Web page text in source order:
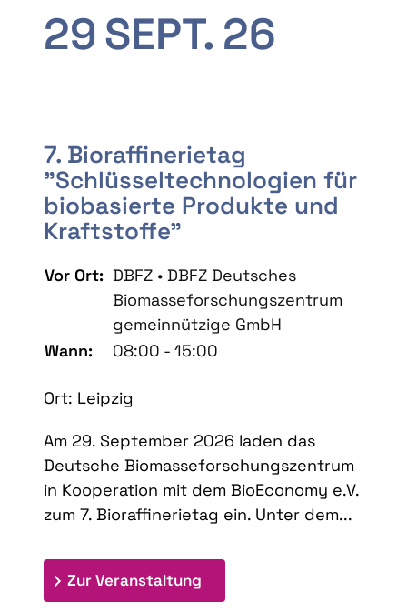
29SEPT. 26
7. Bioraffinerietag
"Schlüsseltechnologien für
biobasierte Produkte und
Kraftstoffe"
Vor Ort: DBFZ • DBFZ Deutsches
Biomasseforschungszentrum
gemeinnützige GmbH
Wann:
08:00 - 15:00
Ort: Leipzig
Am 29. September 2026 laden das
Deutsche Biomasseforschungszentrum
in Kooperation mit dem BioEconomy e.V.
zum 7. Bioraffinerietag ein. Unter dem...
Zur Veranstaltung